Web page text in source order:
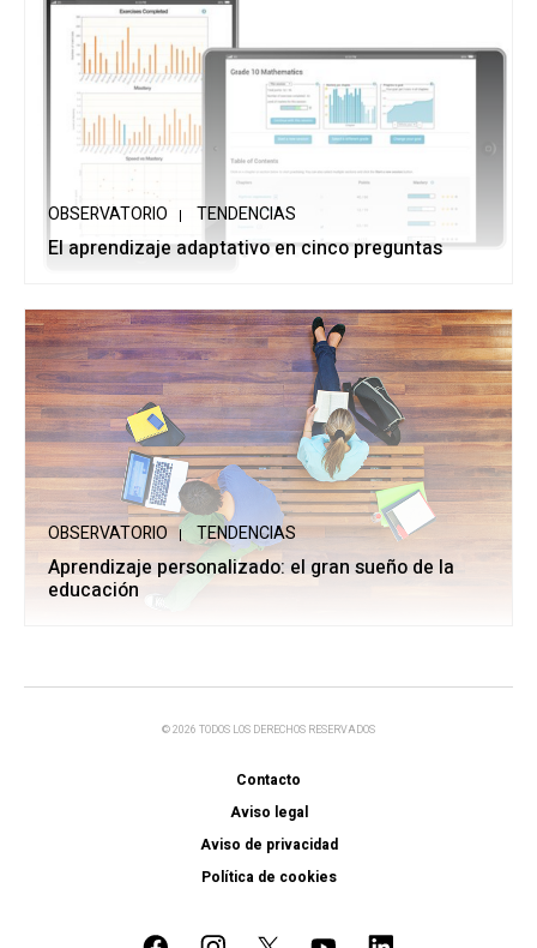
OBSERVATORIO TENDENCIAS
El aprendizaje adaptativo en cinco preguntas
OBSERVATORIO TENDENCIAS
Aprendizaje personalizado: el gran sueño de la
educación
© 2026 TODOS LOS DERECHOS RESERVADOS
Contacto
Aviso legal
Aviso de privacidad
Política de cookies